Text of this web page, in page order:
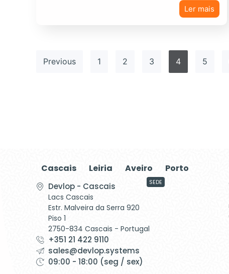
Ler mais
Previous 1 2 3 4 5
Cascais Leiria Aveiro Porto
Devlop - Cascais
Lacs Cascais
Estr. Malveira da Serra 920
Piso 1
2750-834 Cascais - Portugal
SEDE
+351 21 422 9110
sales@devlop.systems
09:00 - 18:00 (seg / sex)